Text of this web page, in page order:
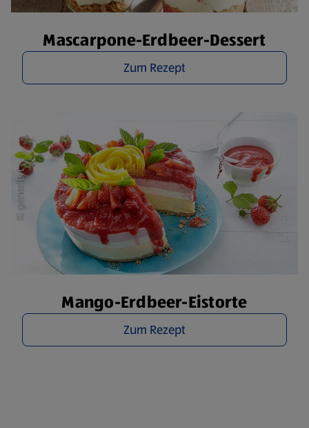
Mascarpone-Erdbeer-Dessert
Zum Rezept
Mango-Erdbeer-Eistorte
Zum Rezept